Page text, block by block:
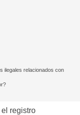
ilegales relacionados con
registro